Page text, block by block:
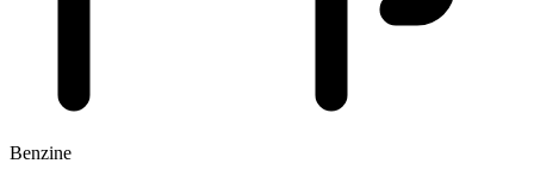
Benzine